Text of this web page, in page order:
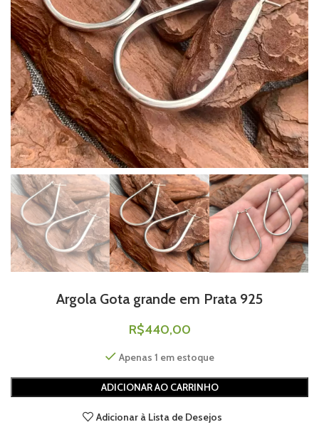
Argola Gota grande em Prata 925
R$440,00
Apenas 1 em estoque
ADICIONAR AO CARRINHO
Adicionar à Lista de Desejos